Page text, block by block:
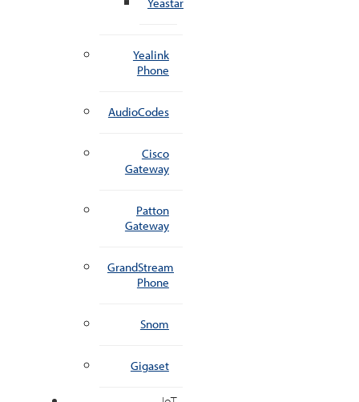
Yealink
Phone
AudioCodes
Cisco
Gateway
Patton
Gateway
GrandStream
Phone
Snom
Gigaset